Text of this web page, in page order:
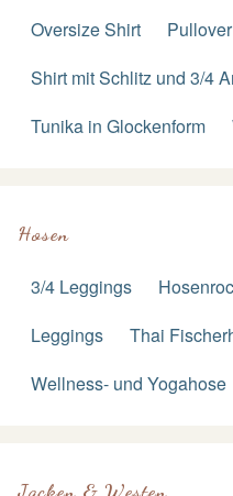
Oversize Shirt
Shirt mit Schlitz und 3/4
Tunika in Glockenform
Hosen
3/4 Leggings
Leggings
Thai
Wellness- und Yogahose
Jacken & Westen